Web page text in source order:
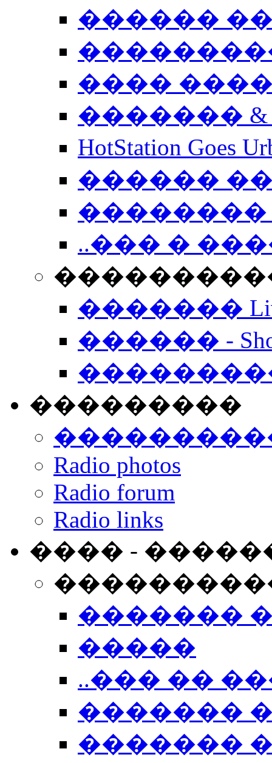
������
����
�������
HotStation
������
��������
..��� �
����������
�������
������ -
���������
Radio photos
Radio forum
Radio links
���� -
�������
�����
..��� ��
�������
�������